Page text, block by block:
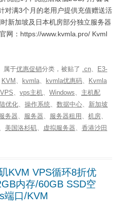
对满3个月的老用户提供充值赠送活
新加坡及日本机房部分独立服务器
网：https://www.kvmla.pro/ Kvml
属于优惠促销分类，被贴了 .cn、
E3-
KVM 、 kvmla、 kvmla优惠码、
Kvmla
VPS、 vps主机、 Windows、 主机配
优化、 操作系统、 数据中心、 新加坡
务器、 服务器、 服务器租用 、 机房、
美国洛杉矶、 虚拟服务器、 香港沙田
KVM VPS循环8折优
内存/60GB SSD空
端口/KVM